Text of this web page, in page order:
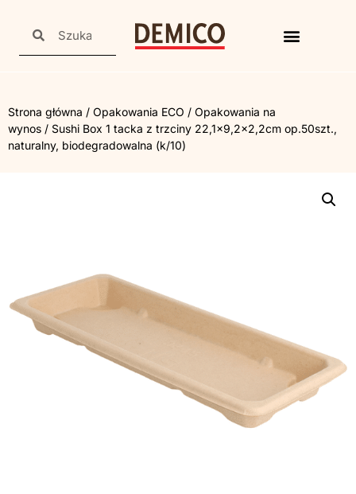
Strona główna / Opakowania ECO / Opakowania na
wynos / Sushi Box 1 tacka z trzciny 22,1×9,2×2,2cm op.50szt.,
naturalny, biodegradowalna (k/10)